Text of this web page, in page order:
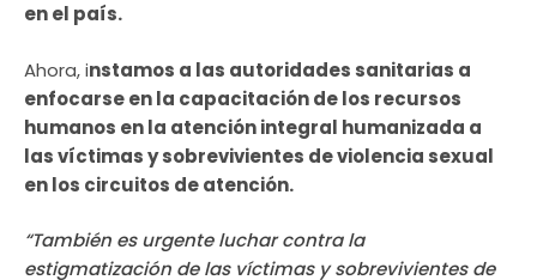
en el país.
Ahora, instamos a las autoridades sanitarias a
enfocarse en la capacitación de los recursos
humanos en la atención integral humanizada a
las víctimas y sobrevivientes de violencia sexual
en los circuitos de atención.
“También es urgente luchar contra la
estigmatización de las víctimas y sobrevivientes de